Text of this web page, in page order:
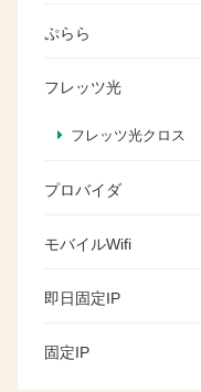
ぷらら
フレッツ光
フレッツ光クロス
プロバイダ
モバイルWifi
即日固定IP
固定IP